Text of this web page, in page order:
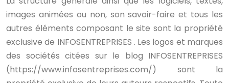
images animées ou non, son savoir-faire et tous les
autres éléments composant le site sont la propriété
exclusive de INFOSENTREPRISES . Les logos et marques
des sociétés citées sur le blog INFOSENTREPRISES
(https://www.infosentreprises.com/) sont la